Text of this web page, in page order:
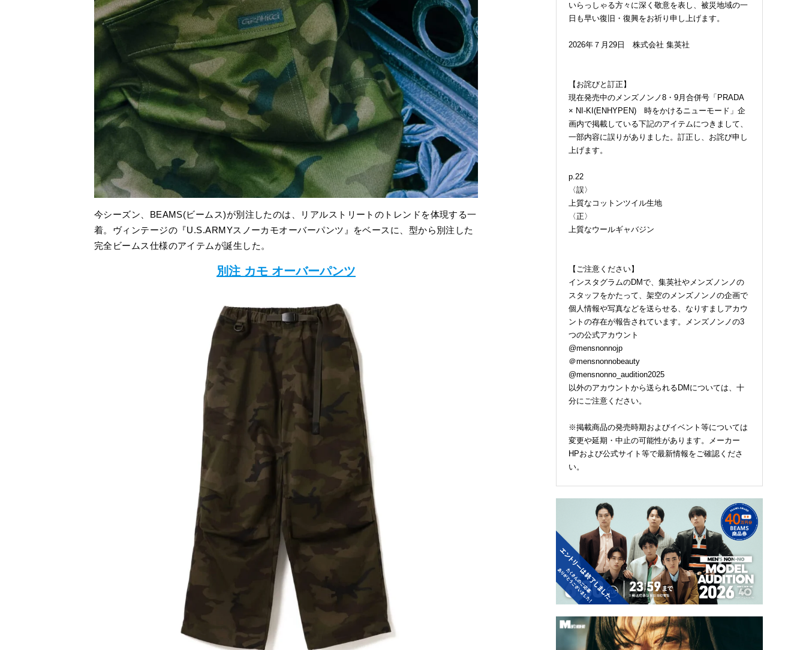
今シーズン、BEAMS(ビームス)が別注したのは、リアルストリートのトレンドを体現する一
着。ヴィンテージの『U.S.ARMYスノーカモオーバーパンツ』をベースに、型から別注した
完全ビームス仕様のアイテムが誕生した。
別注 カモ オーバーパンツ
いらっしゃる方々に深く敬意を表し、被災地域の一
日も早い復旧・復興をお祈り申し上げます。
2026年７月29日 株式会社 集英社
【お詫びと訂正】
現在発売中のメンズノンノ8・9月合併号「PRADA
× NI-KI(ENHYPEN) 時をかけるニューモード」企
画内で掲載している下記のアイテムにつきまして、
一部内容に誤りがありました。訂正し、お詫び申し
上げます。
p.22
〈誤〉
上質なコットンツイル生地
〈正〉
上質なウールギャバジン
【ご注意ください】
インスタグラムのDMで、集英社やメンズノンノの
スタッフをかたって、架空のメンズノンノの企画で
個人情報や写真などを送らせる、なりすましアカウ
ントの存在が報告されています。メンズノンノの3
つの公式アカウント
@mensnonnojp
＠mensnonnobeauty
@mensnonno_audition2025
以外のアカウントから送られるDMについては、十
分にご注意ください。
※掲載商品の発売時期およびイベント等については
変更や延期・中止の可能性があります。メーカー
HPおよび公式サイト等で最新情報をご確認くださ
い。